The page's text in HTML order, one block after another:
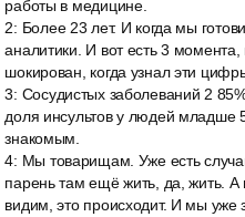
работы в медицине.
2: Более 23 лет. И когда мы
аналитики. И вот есть 3
шокирован, когда узнал эти
3: Сосудистых заболеваний 2
доля инсультов у людей младше
знакомым.
4: Мы товарищам. Уже есть
парень там ещё жить, да, жить. А
видим, это происходит. И мы уже